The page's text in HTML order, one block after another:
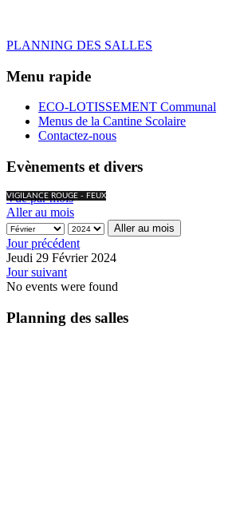
PLANNING DES SALLES
Menu rapide
ECO-LOTISSEMENT Communal
Menus de la Cantine Scolaire
Contactez-nous
Evènements et divers
VIGILANCE ROUGE - FEUX
Vue par mois
Aller au mois
Aller au mois
Jour précédent
Jeudi 29 Février 2024
Jour suivant
No events were found
Planning des salles